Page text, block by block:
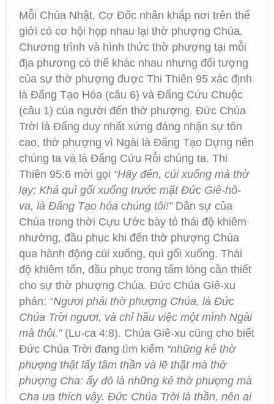
Mỗi Chúa Nhật, Cơ Đốc nhân khắp nơi trên thế
giới có cơ hội họp nhau lại thờ phượng Chúa.
Chương trình và hình thức thờ phượng tại mỗi
địa phương có thể khác nhau nhưng đối tượng
của sự thờ phượng được Thi Thiên 95 xác định
là Đấng Tạo Hóa (câu 6) và Đấng Cứu Chuộc
(câu 1) của người đến thờ phượng. Đức Chúa
Trời là Đấng duy nhất xứng đáng nhận sự tôn
cao, thờ phượng vì Ngài là Đấng Tạo Dựng nên
chúng ta và là Đấng Cứu Rỗi chúng ta. Thi
Thiên 95:6 mời gọi “Hãy đến, cúi xuống mà thờ
lạy; Khá quì gối xuống trước mặt Đức Giê-hô-
va, là Đấng Tạo hóa chúng tôi!” Dân sự của
Chúa trong thời Cựu Ước bày tỏ thái độ khiêm
nhường, đầu phục khi đến thờ phượng Chúa
qua hành động cúi xuống, quì gối xuống. Thái
độ khiêm tốn, đầu phục trong tấm lòng cần thiết
cho sự thờ phượng Chúa. Đức Chúa Giê-xu
phán: “Ngươi phải thờ phượng Chúa, là Đức
Chúa Trời ngươi, và chỉ hầu việc một mình Ngài
mà thôi.”(Lu-ca 4:8). Chúa Giê-xu cũng cho biết
Đức Chúa Trời đang tìm kiếm “những kẻ thờ
phượng thật lấy tâm thần và lẽ thật mà thờ
phượng Cha: ấy đó là những kẻ thờ phượng mà
Cha ưa thích vậy. Đức Chúa Trời là thần, nên ai